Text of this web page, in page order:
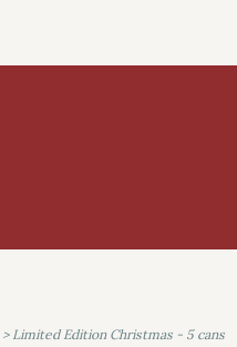
> Limited Edition Christmas - 5 cans